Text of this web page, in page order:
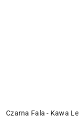
Czarna Fala - Kawa